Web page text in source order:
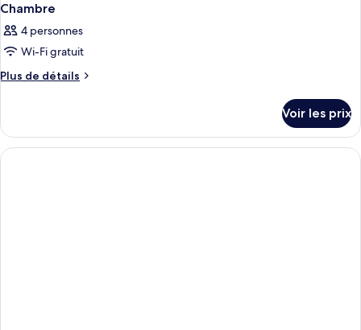
Chambre
4 personnes
Wi-Fi gratuit
Plus de détails
Plus
le
type
de
Voir les prix